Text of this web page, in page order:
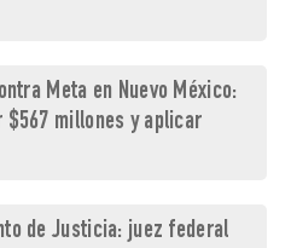
Meta en Nuevo México:
$567 millones y aplicar
de Justicia: juez federal